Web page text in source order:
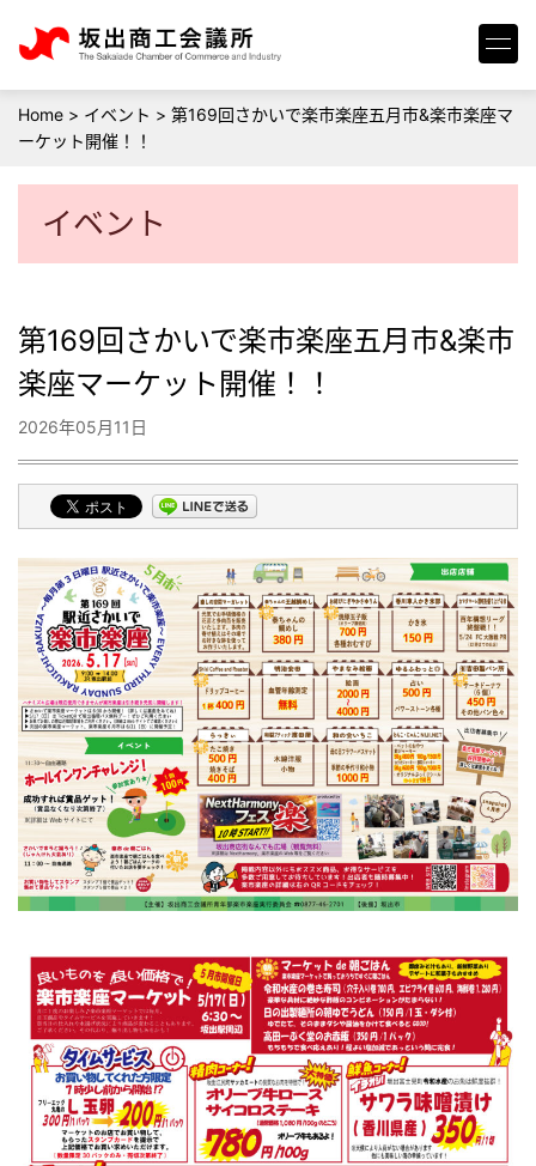
Home > イベント > 第169回さかいで楽市楽座五月市&楽市楽座マ
ーケット開催！！
イベント
第169回さかいで楽市楽座五月市&楽市
楽座マーケット開催！！
2026年05月11日